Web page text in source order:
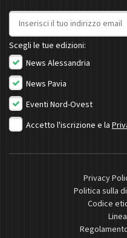
Indirizzo email
Scegli le tue edizioni:
News Alessandria
News Pavia
Eventi Nord-Ovest
Accetto l'iscrizione e la
Privacy
Politica sulla
Codice